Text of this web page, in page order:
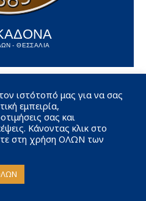
- ΘΕΣΣΑΛΙΑ
ιστότοπό μας για να σας
εμπειρία,
σας και
Κάνοντας κλικ στο
στη χρήση ΟΛΩΝ των